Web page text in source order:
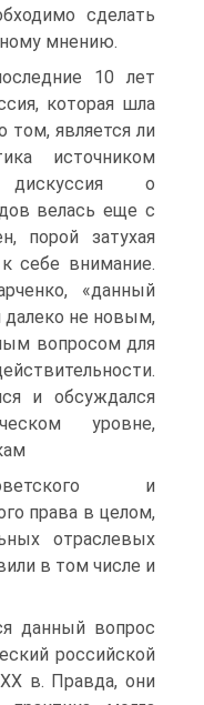
сделать
мнению.
10 лет
которая шла
том, является ли
источником
дискуссия о
велась еще с
порой затухая
себе внимание.
«данный
далеко не новым,
вопросом для
и обсуждался
уровне,
и
права в целом,
отраслевых
в том числе и
данный вопрос
российской
в. Правда, они